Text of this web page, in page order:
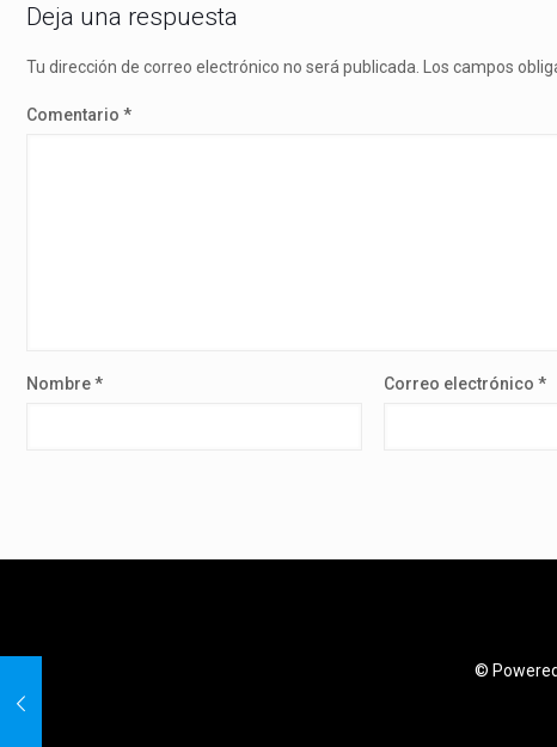
Deja una respuesta
Tu dirección de correo electrónico no será publicada. Los campos
Comentario *
Nombre* Correo electrónico *
©